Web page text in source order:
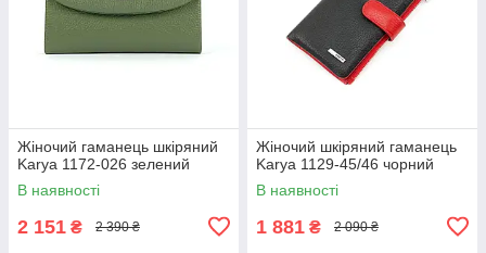
Жіночий гаманець шкіряний
Karya 1172-026 зелений
В наявності
2 151 ₴ 2 390 ₴
Жіночий шкіряний гаманець
Karya 1129-45/46 чорний
В наявності
1 881 ₴ 2 090 ₴